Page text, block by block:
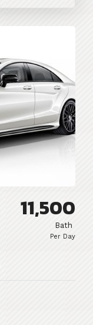
11,500
Bath
Per Day